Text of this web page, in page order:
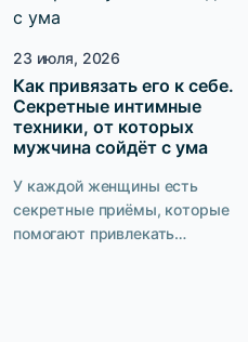
сохранение контроля над
поэтому рынок предлагает
десятки решений:
вагинальные шарики и
лазерная указка или
высокотехнологичные
устройства с биологической
обратной связью и […]
23 июля, 2026
Как привязать его к себе.
Секретные интимные
техники, от которых
мужчина сойдёт с ума
У каждой женщины есть
секретные приёмы, которые
помогают привлекать